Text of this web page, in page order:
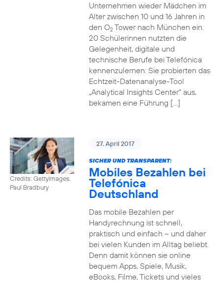
Unternehmen wieder Mädchen im
Alter zwischen 10 und 16 Jahren in
den O2Tower nach München ein.
20 Schülerinnen nutzten die
Gelegenheit, digitale und
technische Berufe bei Telefónica
kennenzulernen: Sie probierten das
Echtzeit-Datenanalyse-Tool
„Analytical Insights Center“ aus,
bekamen eine Führung […]
Credits: Gettyimages,
Paul Bradbury
27. April 2017
SICHER UND TRANSPARENT:
Mobiles Bezahlen bei
Telefónica
Deutschland
Das mobile Bezahlen per
Handyrechnung ist schnell,
praktisch und einfach – und daher
bei vielen Kunden im Alltag beliebt.
Denn damit können sie online
bequem Apps, Spiele, Musik,
eBooks, Filme, Tickets und vieles